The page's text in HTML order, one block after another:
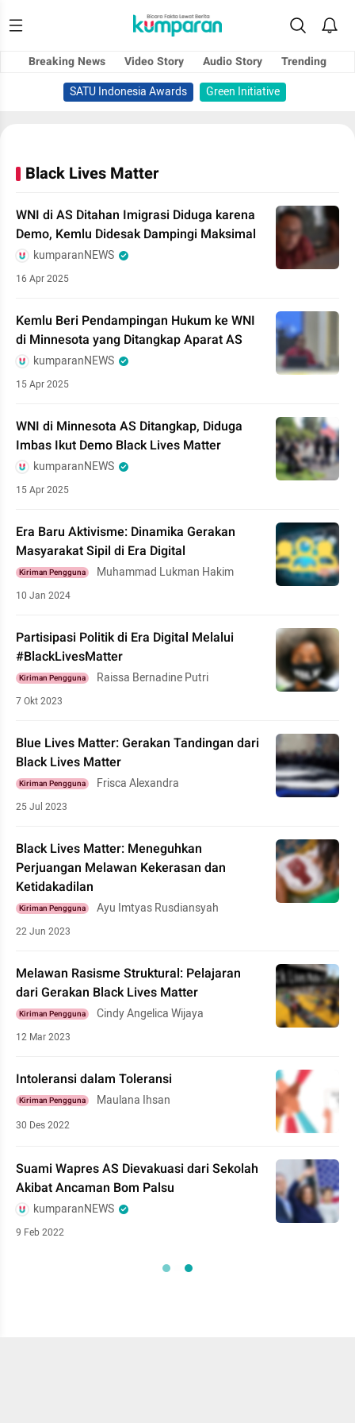
Breaking News Video Story Audio Story
Trending
SATU Indonesia Awards
Green Initiative
Black Lives Matter
WNI di AS Ditahan Imigrasi Diduga karena
Demo, Kemlu Didesak Dampingi Maksimal
kumparanNEWS
16 Apr 2025
Kemlu Beri Pendampingan Hukum ke WNI
di Minnesota yang Ditangkap Aparat AS
kumparanNEWS
15 Apr 2025
WNI di Minnesota AS Ditangkap, Diduga
Imbas Ikut Demo Black Lives Matter
kumparanNEWS
15 Apr 2025
Era Baru Aktivisme: Dinamika Gerakan
Masyarakat Sipil di Era Digital
Kiriman Pengguna Muhammad Lukman Hakim
10 Jan 2024
Partisipasi Politik di Era Digital Melalui
#BlackLivesMatter
Kiriman Pengguna Raissa Bernadine Putri
7 Okt 2023
Blue Lives Matter: Gerakan Tandingan dari
Black Lives Matter
Kiriman Pengguna Frisca Alexandra
25 Jul 2023
Black Lives Matter: Meneguhkan
Perjuangan Melawan Kekerasan dan
Ketidakadilan
Kiriman Pengguna Ayu Imtyas Rusdiansyah
22 Jun 2023
Melawan Rasisme Struktural: Pelajaran
dari Gerakan Black Lives Matter
Kiriman Pengguna Cindy Angelica Wijaya
12 Mar 2023
Intoleransi dalam Toleransi
Kiriman Pengguna Maulana Ihsan
30 Des 2022
Suami Wapres AS Dievakuasi dari Sekolah
Akibat Ancaman Bom Palsu
kumparanNEWS
9 Feb 2022